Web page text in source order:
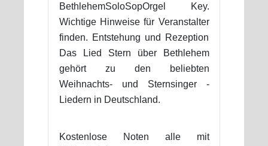
BethlehemSoloSopOrgel Key.
Wichtige Hinweise für Veranstalter
finden. Entstehung und Rezeption
Das Lied Stern über Bethlehem
gehört zu den beliebten
Weihnachts- und Sternsinger -
Liedern in Deutschland.
Kostenlose Noten alle mit